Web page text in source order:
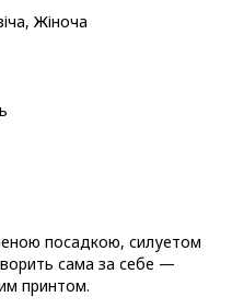
Жіноча
посадкою, силуетом
сама за себе —
принтом.